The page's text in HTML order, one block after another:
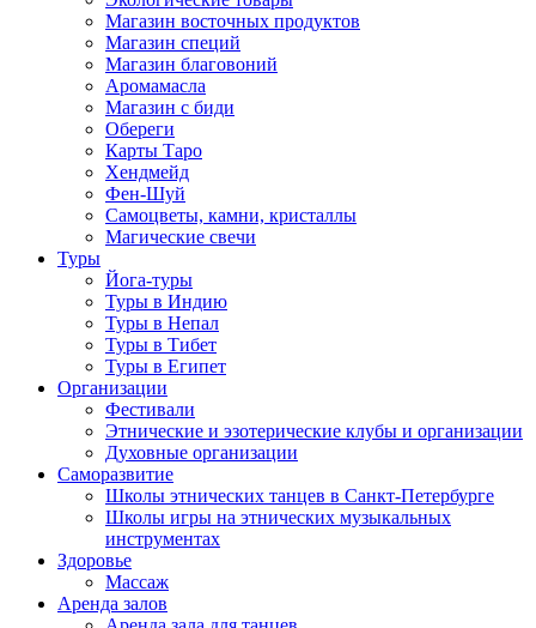
Магазин восточных продуктов
Магазин специй
Магазин благовоний
Аромамасла
Магазин с биди
Обереги
Карты Таро
Хендмейд
Фен-Шуй
Самоцветы, камни, кристаллы
Магические свечи
Туры
Йога-туры
Туры в Индию
Туры в Непал
Туры в Тибет
Туры в Египет
Организации
Фестивали
Этнические и эзотерические клубы и организации
Духовные организации
Саморазвитие
Школы этнических танцев в Санкт-Петербурге
Школы игры на этнических музыкальных
инструментах
Здоровье
Массаж
Аренда залов